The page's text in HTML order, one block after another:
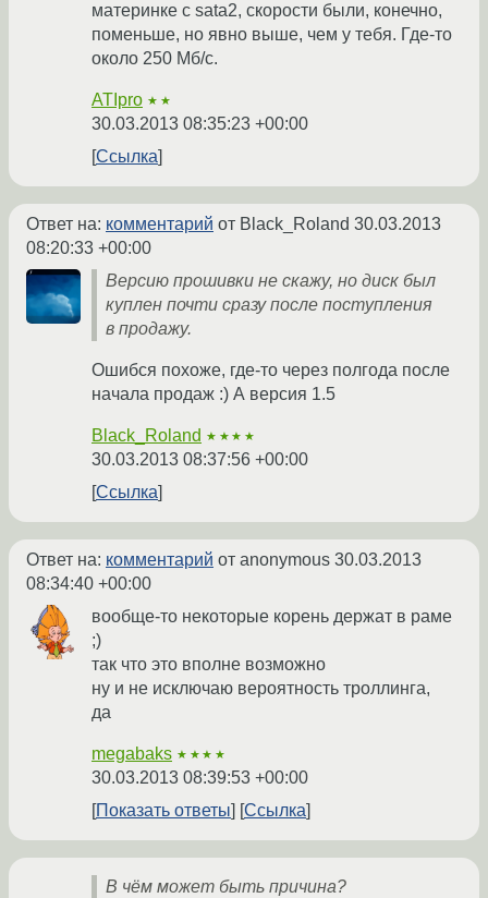
материнке с sata2, скорости были, конечно,
поменьше, но явно выше, чем у тебя. Где-то
около 250 Мб/с.
ATIpro ★★
30.03.2013 08:35:23 +00:00
Ссылка
Ответ на: комментарий от Black_Roland 30.03.2013
08:20:33 +00:00
Версию прошивки не скажу, но диск был
куплен почти сразу после поступления
в продажу.
Ошибся похоже, где-то через полгода после
начала продаж :) А версия 1.5
Black_Roland ★★★★
30.03.2013 08:37:56 +00:00
Ссылка
Ответ на: комментарий от anonymous 30.03.2013
08:34:40 +00:00
вообще-то некоторые корень держат в раме
;)
так что это вполне возможно
ну и не исключаю вероятность троллинга,
да
megabaks ★★★★
30.03.2013 08:39:53 +00:00
Показать ответы
Ссылка
В чём может быть причина?